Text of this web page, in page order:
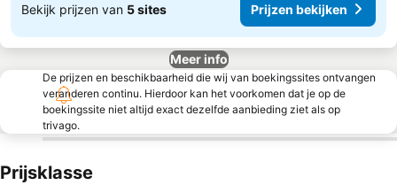
Bekijk prijzen van 5 sites Prijzen bekijken
Meer info
De prijzen en beschikbaarheid die wij van boekingssites ontvangen
veranderen continu. Hierdoor kan het voorkomen dat je op de
boekingssite niet altijd exact dezelfde aanbieding ziet als op
trivago.
Prijsklasse